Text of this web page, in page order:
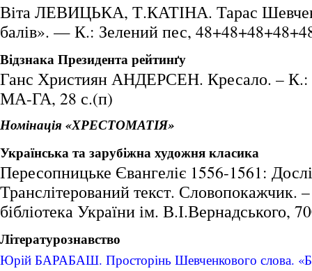
Віта ЛЕВИЦЬКА, Т.КАТІНА. Тарас
балів». — К.: Зелений пес,
Відзнака Президента рейтинґу
Ганс Християн АНДЕРСЕН. Кресало. –
МА-ГА, 28 с.(п)
Номінація «ХРЕСТОМАТІЯ»
Українська та зарубіжна художня класика
Пересопницьке Євангеліє 1556-1561:
Транслітерований текст. Словопокажчик.
бібліотека України ім. В.І.Вернадського,
Літературознавство
Юрій БАРАБАШ. Просторінь Шевченкового слова.